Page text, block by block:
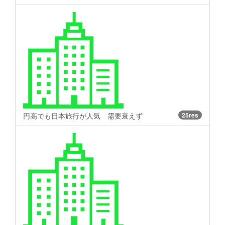
円高でも日本旅行が人気 需要衰えず 25res